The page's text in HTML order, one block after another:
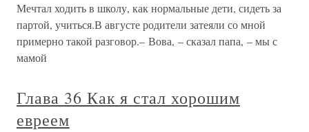
Мечтал ходить в школу, как нормальные дети, сидеть за
партой, учиться.В августе родители затеяли со мной
примерно такой разговор.– Вова, – сказал папа, – мы с
мамой
Глава 36 Как я стал хорошим
евреем